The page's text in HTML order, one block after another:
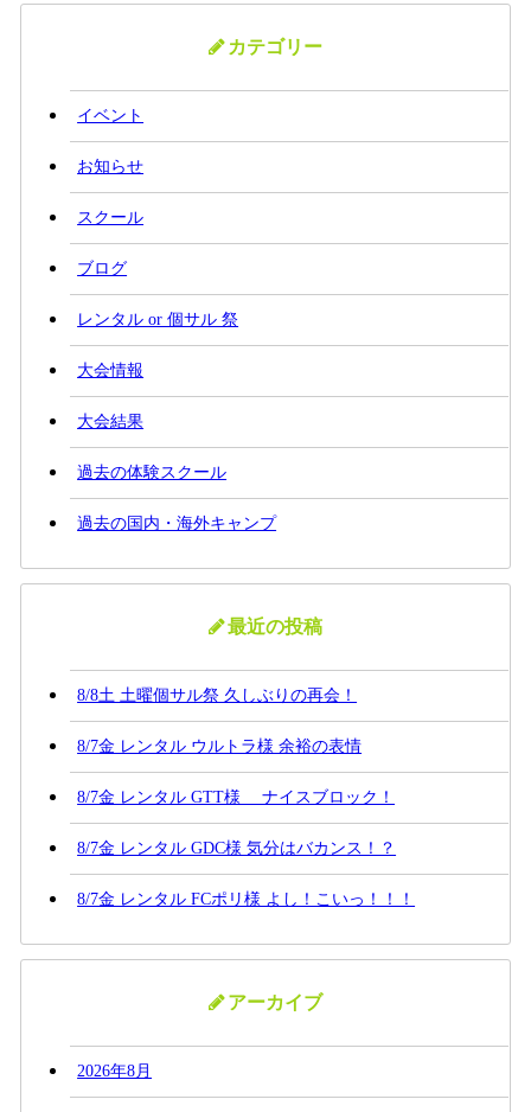
カテゴリー
イベント
お知らせ
スクール
ブログ
レンタル or 個サル 祭
大会情報
大会結果
過去の体験スクール
過去の国内・海外キャンプ
最近の投稿
8/8土 土曜個サル祭 久しぶりの再会！
8/7金 レンタル ウルトラ様 余裕の表情
8/7金 レンタル GTT様 ナイスブロック！
8/7金 レンタル GDC様 気分はバカンス！？
8/7金 レンタル FCポリ様 よし！こいっ！！！
アーカイブ
2026年8月